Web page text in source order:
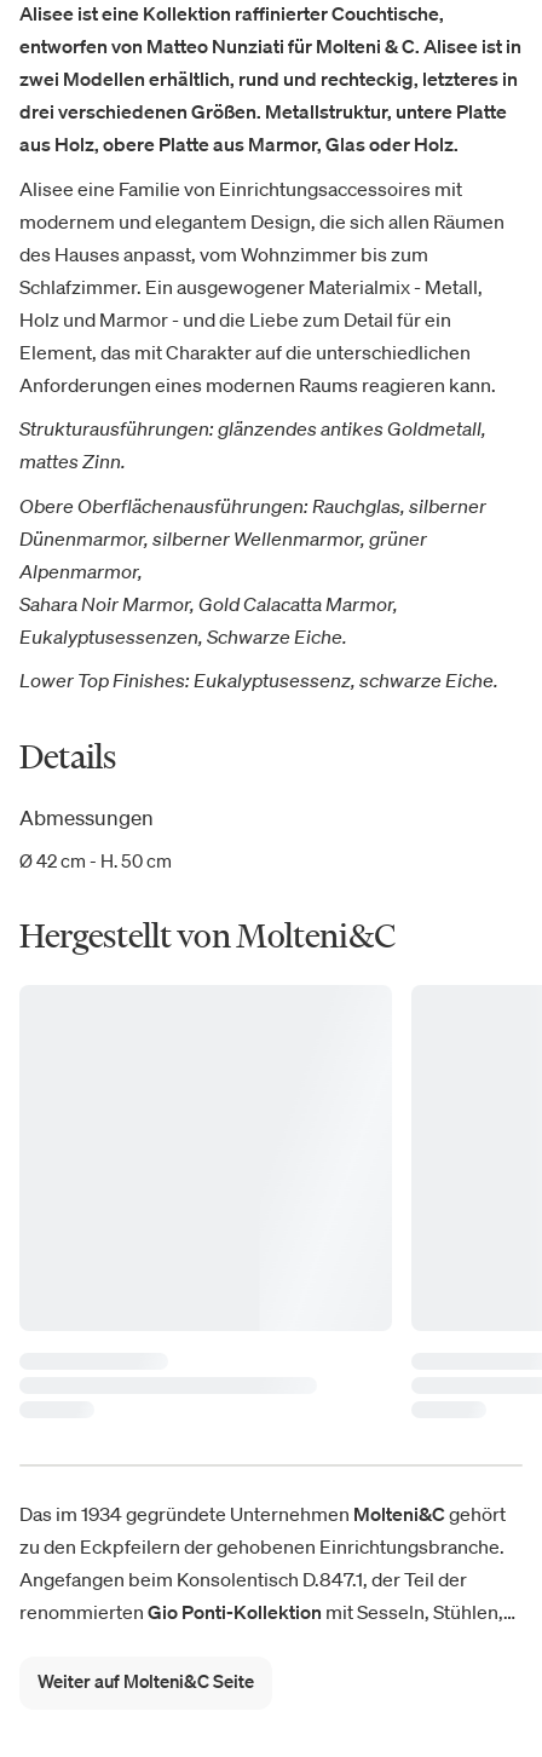
Alisee ist eine Kollektion raffinierter Couchtische,
entworfen von Matteo Nunziati für Molteni & C. Alisee ist in
zwei Modellen erhältlich, rund und rechteckig, letzteres in
drei verschiedenen Größen. Metallstruktur, untere Platte
aus Holz, obere Platte aus Marmor, Glas oder Holz.
Alisee eine Familie von Einrichtungsaccessoires mit
modernem und elegantem Design, die sich allen Räumen
des Hauses anpasst, vom Wohnzimmer bis zum
Schlafzimmer. Ein ausgewogener Materialmix - Metall,
Holz und Marmor - und die Liebe zum Detail für ein
Element, das mit Charakter auf die unterschiedlichen
Anforderungen eines modernen Raums reagieren kann.
Strukturausführungen: glänzendes antikes Goldmetall,
mattes Zinn.
Obere Oberflächenausführungen: Rauchglas, silberner
Dünenmarmor, silberner Wellenmarmor, grüner
Alpenmarmor,
Sahara Noir Marmor, Gold Calacatta Marmor,
Eukalyptusessenzen, Schwarze Eiche.
Lower Top Finishes: Eukalyptusessenz, schwarze Eiche.
Details
Abmessungen
Ø 42 cm - H. 50 cm
Hergestellt von Molteni&C
Das im 1934 gegründete Unternehmen Molteni&Cgehört
zu den Eckpfeilern der gehobenen Einrichtungsbranche.
Angefangen beim Konsolentisch D.847.1, der Teil der
renommierten Gio Ponti-Kollektion mit Sesseln, Stühlen,
Rodolfo Dordoni bis hin zu den Neuzugängen. Der Katalog
Weiter auf Molteni&C Seite